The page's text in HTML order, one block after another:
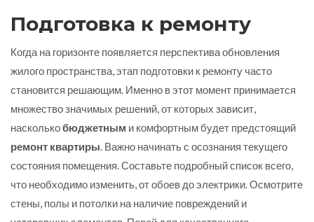
Подготовка к ремонту
Когда на горизонте появляется перспектива обновления
жилого пространства, этап подготовки к ремонту часто
становится решающим. Именно в этот момент принимается
множество значимых решений, от которых зависит,
насколькобюджетным и комфортным будет предстоящий
ремонт квартиры. Важно начинать с осознания текущего
состояния помещения. Составьте подробный список всего,
что необходимо изменить, от обоев до электрики. Осмотрите
стены, полы и потолки на наличие повреждений и